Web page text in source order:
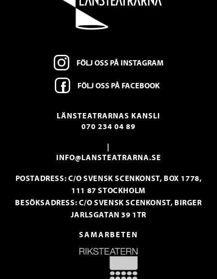
FÖLJ OSS PÅ INSTAGRAM
FÖLJ OSS PÅ FACEBOOK
LÄNSTEATRARNAS KANSLI
070 234 04 89
|
INFO@LANSTEATRARNA.SE
POSTADRESS: C/O SVENSK SCENKONST, BOX 1778,
111 87 STOCKHOLM
BESÖKSADRESS: C/O SVENSK SCENKONST, BIRGER
JARLSGATAN 39 1TR
SAMARBETEN